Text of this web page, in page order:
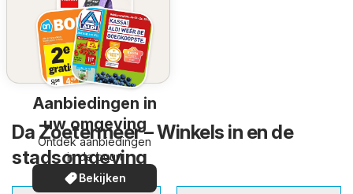
Aanbiedingen in
uw omgeving
Ontdek aanbiedingen
in de buurt
Bekijken
Da Zoetermeer – Winkels in en de
stadsomgeving